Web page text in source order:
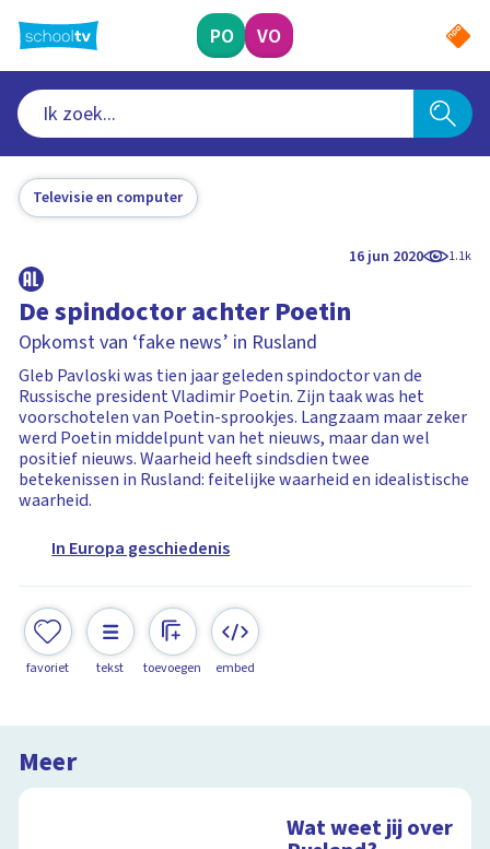
naar
hoofdinhoud
PO VO
Televisie en computer
16 jun 2020 1.1k
De spindoctor achter Poetin
Opkomst van ‘fake news’ in Rusland
Gleb Pavloski was tien jaar geleden spindoctor van de
Russische president Vladimir Poetin. Zijn taak was het
voorschotelen van Poetin-sprookjes. Langzaam maar zeker
werd Poetin middelpunt van het nieuws, maar dan wel
positief nieuws. Waarheid heeft sindsdien twee
betekenissen in Rusland: feitelijke waarheid en idealistische
waarheid.
In Europa geschiedenis
favoriet tekst toevoegen embed
Meer
Wat weet jij over